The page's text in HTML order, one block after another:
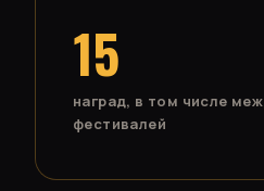
15
наград, в том числе
фестивалей